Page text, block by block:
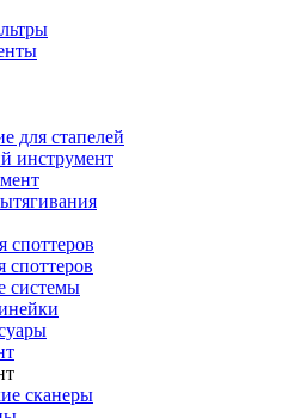
для стапелей
инструмент
споттеров
споттеров
системы
сканеры